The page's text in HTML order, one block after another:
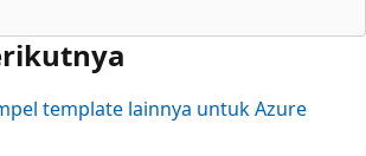
template lainnya untuk Azure